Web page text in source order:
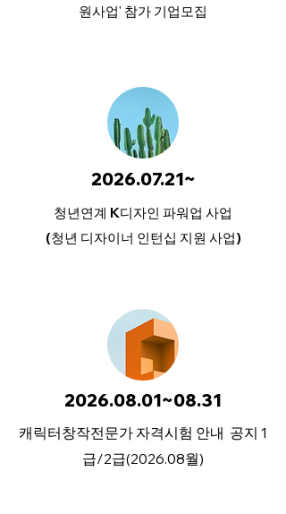
원사업' 참가 기업모집
2026.07.21~
청년연계 K디자인 파워업 사업
(청년 디자이너 인턴십 지원 사업)
2026.08.01~08.31
캐릭터창작전문가 자격시험 안내 공지 1
급/2급(2026.08월)